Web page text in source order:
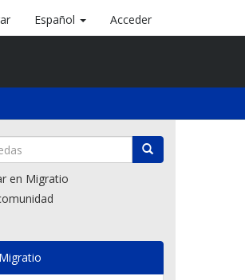
Español Acceder
en Migratio